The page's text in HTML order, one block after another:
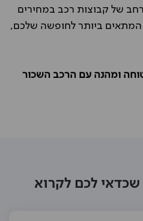
רחב של קבוצות רכב במחירים
ביותר לחופשה שלכם,
ומהנה עם הרכב השכור
לכם לקרוא